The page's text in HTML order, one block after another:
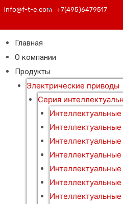
info@f-t-e.com +7(495)6479517
Главная
О компании
Продукты
Электрические приводы
Серия